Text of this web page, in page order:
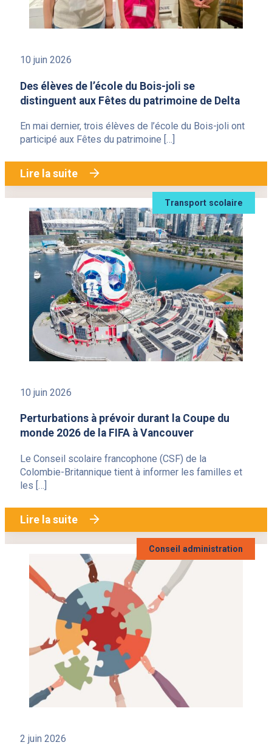
10 juin 2026
Des élèves de l’école du Bois-joli se
distinguent aux Fêtes du patrimoine de Delta
En mai dernier, trois élèves de l’école du Bois-joli ont
participé aux Fêtes du patrimoine […]
Lire la suite
Transport scolaire
10 juin 2026
Perturbations à prévoir durant la Coupe du
monde 2026 de la FIFA à Vancouver
Le Conseil scolaire francophone (CSF) de la
Colombie-Britannique tient à informer les familles et
les […]
Lire la suite
Conseil administration
2 juin 2026